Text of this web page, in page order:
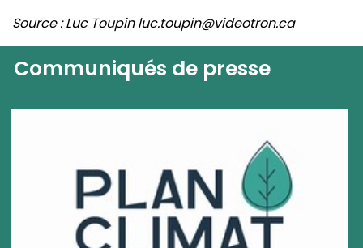
Source : Luc Toupin luc.toupin@videotron.ca
Communiqués de presse